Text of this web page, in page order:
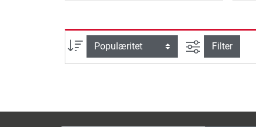
sortering Avansert søk
Filter